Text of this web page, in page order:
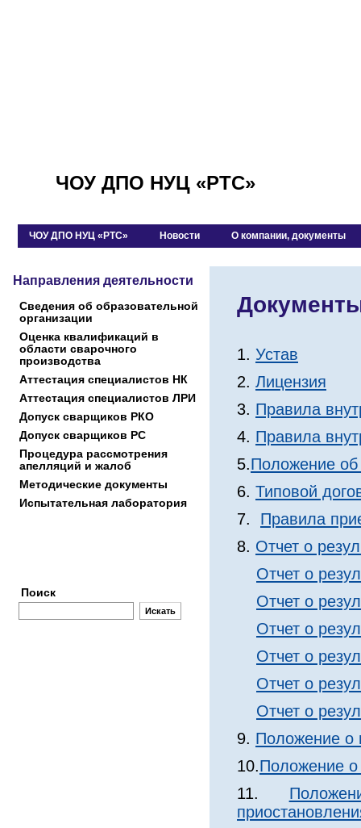
ЧОУ ДПО НУЦ «РТС»
ЧОУ ДПО НУЦ «РТС» Новости О компании, документы
Направления деятельности
Сведения об образовательной
организации
Оценка квалификаций в
области сварочного
производства
Аттестация специалистов НК
Аттестация специалиcтов ЛРИ
Допуск сварщиков РКО
Допуск сварщиков РС
Процедура рассмотрения
апелляций и жалоб
Методические документы
Испытательная лаборатория
Поиск
1. Устав
2. Лицензия
3. Правила
4. Правила
5.Положение об
6. Типовой
7. Правила
8. Отчет о
Отчет о
Отчет о
Отчет о
Отчет о
Отчет о
Отчет о
9. Положение о
10.Положение
11.